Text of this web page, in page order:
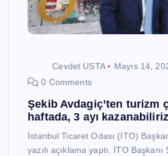
Cevdet USTA
Mayıs 14,
0 Comments
Şekib Avdagiç’ten turizm
haftada, 3 ayı kazanabiliriz
İstanbul Ticaret Odası (İTO)
yazılı açıklama yaptı. İTO